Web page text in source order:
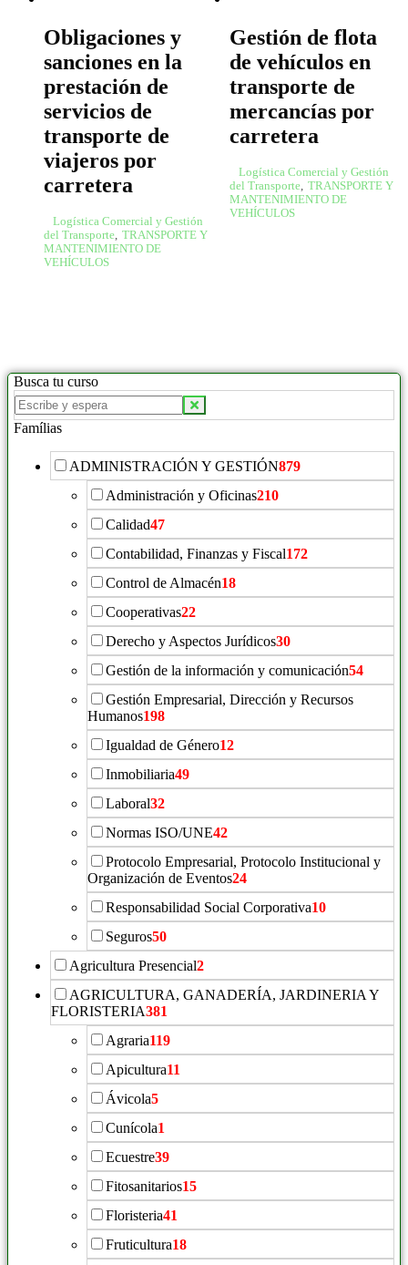
Obligaciones y
sanciones en la
prestación de
servicios de
transporte de
viajeros por
carretera
Logística Comercial y Gestión
del Transporte, TRANSPORTE Y
MANTENIMIENTO DE
VEHÍCULOS
Gestión de flota
de vehículos en
transporte de
mercancías por
carretera
Logística Comercial y Gestión
del Transporte, TRANSPORTE Y
MANTENIMIENTO DE
VEHÍCULOS
Busca tu curso
Famílias
ADMINISTRACIÓN Y GESTIÓN879
Administración y Oficinas210
Calidad47
Contabilidad, Finanzas y Fiscal172
Control de Almacén18
Cooperativas22
Derecho y Aspectos Jurídicos30
Gestión de la información y comunicación54
Gestión Empresarial, Dirección y Recursos
Humanos198
Igualdad de Género12
Inmobiliaria49
Laboral32
Normas ISO/UNE42
Protocolo Empresarial, Protocolo Institucional y
Organización de Eventos24
Responsabilidad Social Corporativa10
Seguros50
Agricultura Presencial2
AGRICULTURA, GANADERÍA, JARDINERIA Y
FLORISTERIA381
Agraria119
Apicultura11
Ávicola5
Cunícola1
Ecuestre39
Fitosanitarios15
Floristeria41
Fruticultura18